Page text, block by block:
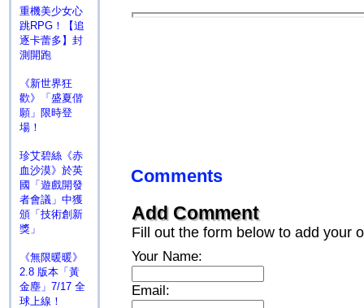
重機美少女心
跳RPG！【追
逐卡蕾多】封
測開跑
《新世界狂
歡》「盛夏偕
願」限時登
場！
珍艾碧絲《赤
血沙漠》於英
國「遊戲開發
者會議」中獲
頒「技術創新
獎」
《無限暖暖》
2.8 版本「黃
金塵」7/17 全
球上線！
Comments
Add Comment
Fill out the form below to add your
Your Name:
Email: